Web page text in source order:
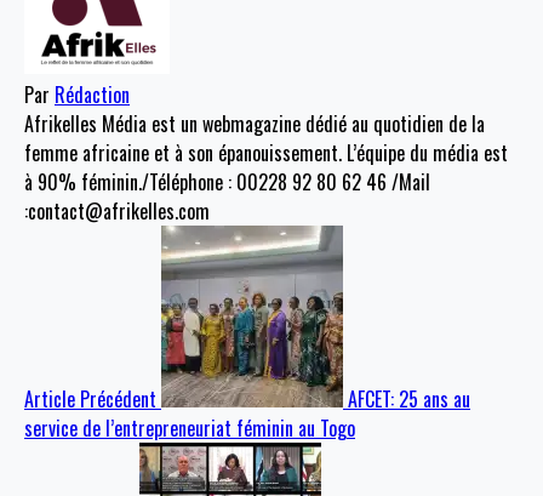
Par Rédaction
Afrikelles Média est un webmagazine dédié au quotidien de la
femme africaine et à son épanouissement. L’équipe du média est
à 90% féminin./Téléphone : 00228 92 80 62 46 /Mail
:contact@afrikelles.com
Article Précédent
AFCET: 25 ans au
service de l’entrepreneuriat féminin au Togo